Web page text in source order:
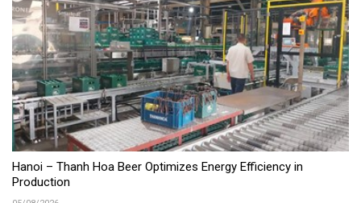
Hanoi – Thanh Hoa Beer Optimizes Energy Efficiency in
Production